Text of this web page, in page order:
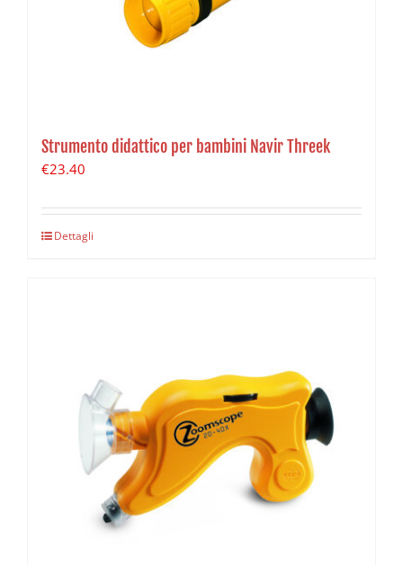
Strumento didattico per bambini Navir Threek
€23.40
Dettagli